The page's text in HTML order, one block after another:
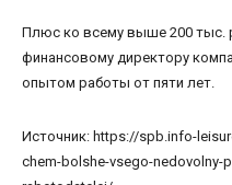
Плюс ко всему выше 200 тыс.
финансовому директору
опытом работы от пяти лет.
Источник: https://spb.info-
chem-bolshe-vsego-nedovolny-